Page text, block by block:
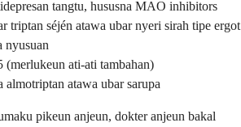
tangtu, hususna MAO inhibitors
triptan séjén atawa ubar nyeri sirah tipe ergot
nyusuan
ati-ati tambahan)
almotriptan atawa ubar sarupa
pikeun anjeun, dokter anjeun bakal